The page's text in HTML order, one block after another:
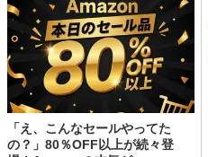
「え、こんなセールやってた
の？」80％OFF以上が続々登